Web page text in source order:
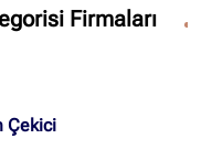
Firmaları
Çekici
(388)